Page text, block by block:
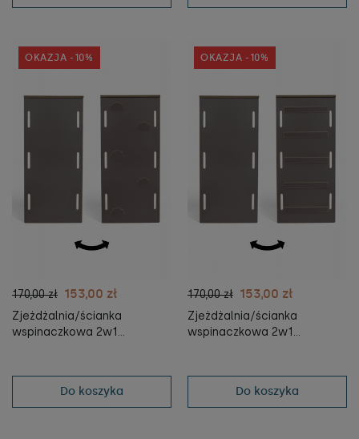
170,00 zł 153,00 zł
Zjeżdżalnia/ścianka
wspinaczkowa 2w1
szara
Do koszyka
OKAZJA -10%
170,00 zł 153,00 zł
Zjeżdżalnia/ścianka
wspinaczkowa 2w1
szara
Do koszyka
OKAZJA -10%